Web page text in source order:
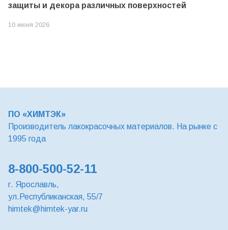
защиты и декора различных поверхностей
10 июня 2026
ПО «ХИМТЭК»
Производитель лакокрасочных материалов. На рынке с
1995 года
8-800-500-52-11
г. Ярославль,
ул.Республиканская, 55/7
himtek@himtek-yar.ru